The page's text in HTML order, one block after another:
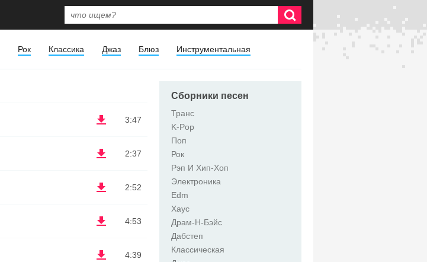
Рок Классика Джаз Блюз Инструментальная
3:47
2:37
2:52
4:53
4:39
Сборники песен
Транс
K-Pop
Поп
Рок
Рэп И Хип-Хоп
Электроника
Edm
Хаус
Драм-Н-Бэйс
Дабстеп
Классическая